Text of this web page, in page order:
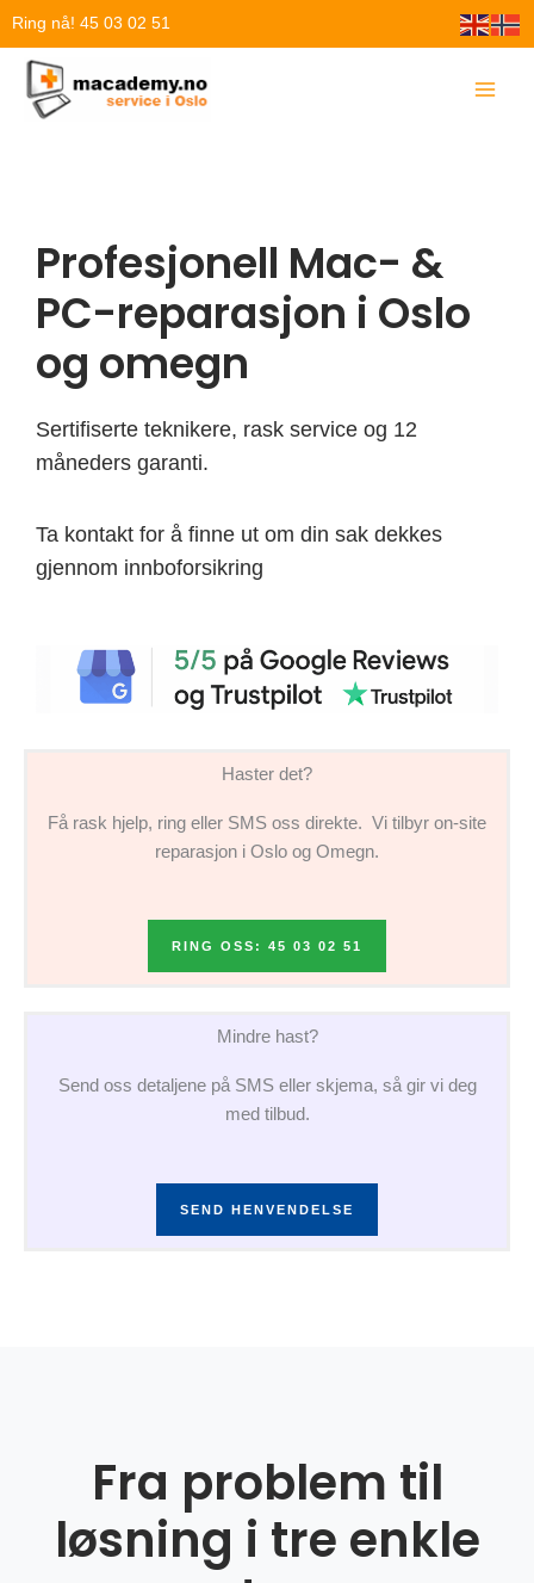
Hopp
innholdet
Ring nå! 45 03 02 51
Profesjonell Mac- &
PC-reparasjon i Oslo
og omegn
Sertifiserte teknikere, rask service og 12
måneders garanti.
Ta kontakt for å finne ut om din sak dekkes
gjennom innboforsikring
Haster det?
Få rask hjelp, ring eller SMS oss direkte. Vi tilbyr on-site
reparasjon i Oslo og Omegn.
RING OSS: 45 03 02 51
Mindre hast?
Send oss detaljene på SMS eller skjema, så gir vi deg
med tilbud.
SEND HENVENDELSE
Fra problem til
løsning i tre enkle